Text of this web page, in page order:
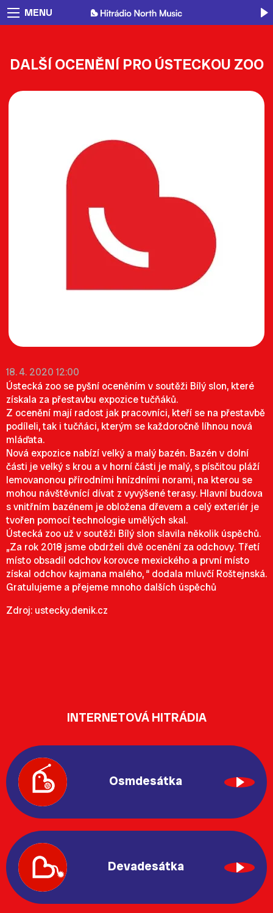
MENU
DALŠÍ OCENĚNÍ PRO ÚSTECKOU ZOO
18. 4. 2020 12:00
Ústecká zoo se pyšní oceněním v soutěži Bílý slon, které
získala za přestavbu expozice tučňáků.
Z ocenění mají radost jak pracovníci, kteří se na přestavbě
podíleli, tak i tučňáci, kterým se každoročně líhnou nová
mláďata.
Nová expozice nabízí velký a malý bazén. Bazén v dolní
části je velký s krou a v horní části je malý, s písčitou pláží
lemovanonou přírodními hnízdními norami, na kterou se
mohou návštěvnící dívat z vyvýšené terasy. Hlavní budova
s vnitřním bazénem je obložena dřevem a celý exteriér je
tvořen pomocí technologie umělých skal.
Ústecká zoo už v soutěži Bílý slon slavila několik úspěchů.
„Za rok 2018 jsme obdrželi dvě ocenění za odchovy. Třetí
místo obsadil odchov korovce mexického a první místo
získal odchov kajmana malého, “ dodala mluvčí Roštejnská.
Gratulujeme a přejeme mnoho dalších úspěchů
Zdroj: ustecky.denik.cz
INTERNETOVÁ HITRÁDIA
Osmdesátka
Devadesátka